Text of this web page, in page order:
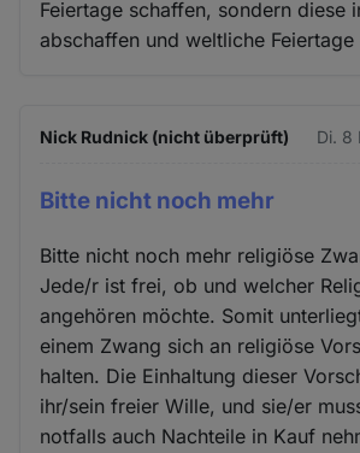
Feiertage schaffen, sondern diese
abschaffen und weltliche Feiertage
Nick Rudnick (nicht überprüft) Di. 8
Bitte nicht noch mehr
Bitte nicht noch mehr religiöse
Jede/r ist frei, ob und welcher
angehören möchte. Somit
einem Zwang sich an religiöse
halten. Die Einhaltung dieser
ihr/sein freier Wille, und sie/er
notfalls auch Nachteile in Kauf